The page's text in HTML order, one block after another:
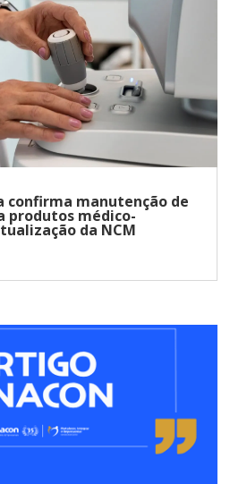
confirma manutenção de
produtos médico-
da NCM